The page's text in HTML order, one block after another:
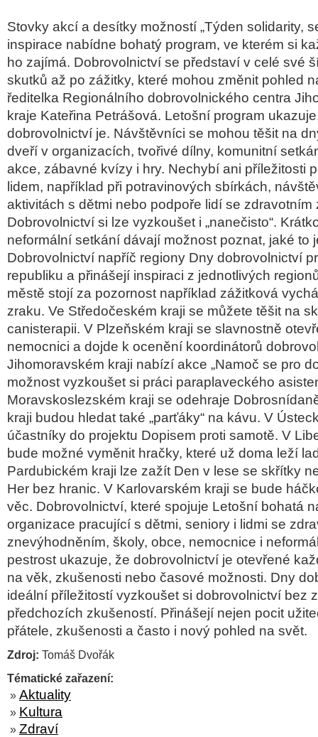
Stovky akcí a desítky možností „Týden solidarity,
inspirace nabídne bohatý program, ve kterém si
ho zajímá. Dobrovolnictví se představí v celé své
skutků až po zážitky, které mohou změnit pohled
ředitelka Regionálního dobrovolnického centra
kraje Kateřina Petrášová. Letošní program
dobrovolnictví je. Návštěvníci se mohou těšit na
dveří v organizacích, tvořivé dílny, komunitní
akce, zábavné kvízy i hry. Nechybí ani příležitosti
lidem, například při potravinových sbírkách,
aktivitách s dětmi nebo podpoře lidí se
Dobrovolnictví si lze vyzkoušet i „nanečisto“.
neformální setkání dávají možnost poznat, jaké to
Dobrovolnictví napříč regiony Dny dobrovolnictví
republiku a přinášejí inspiraci z jednotlivých
městě stojí za pozornost například zážitková
zraku. Ve Středočeském kraji se můžete těšit na
canisterapii. V Plzeňském kraji se slavnostně
nemocnici a dojde k ocenění koordinátorů
Jihomoravském kraji nabízí akce „Namoč se pro
možnost vyzkoušet si práci paraplaveckého
Moravskoslezském kraji se odehraje
kraji budou hledat také „parťáky“ na kávu. V
účastníky do projektu Dopisem proti samotě. V
bude možné vyměnit hračky, které už doma leží
Pardubickém kraji lze zažít Den v lese se skřítky
Her bez hranic. V Karlovarském kraji se bude
věc. Dobrovolnictví, které spojuje Letošní bohatá
organizace pracující s dětmi, seniory i lidmi se
znevýhodněním, školy, obce, nemocnice i
pestrost ukazuje, že dobrovolnictví je otevřené
na věk, zkušenosti nebo časové možnosti. Dny
ideální příležitostí vyzkoušet si dobrovolnictví bez
předchozích zkušeností. Přinášejí nejen pocit
přátele, zkušenosti a často i nový pohled na svět.
Zdroj: Tomáš Dvořák
Tématické zařazení:
» Aktuality
» Kultura
» Zdraví